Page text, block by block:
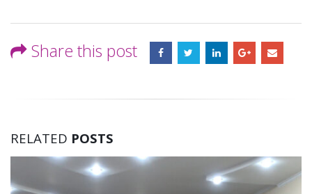
Share this post
RELATED POSTS